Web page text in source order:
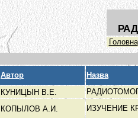
Головна
Автор Назва
КУНИЦЫН В.Е.
КОПЫЛОВ А.И. ИЗУЧЕНИЕ